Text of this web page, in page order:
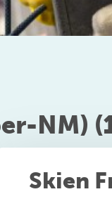
NM)
Skien